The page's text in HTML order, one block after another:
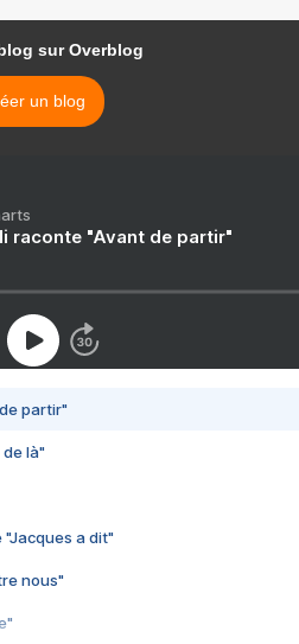
sur Overblog
un blog
raconte "Avant de partir"
partir"
de là"
"Jacques a dit"
nous"